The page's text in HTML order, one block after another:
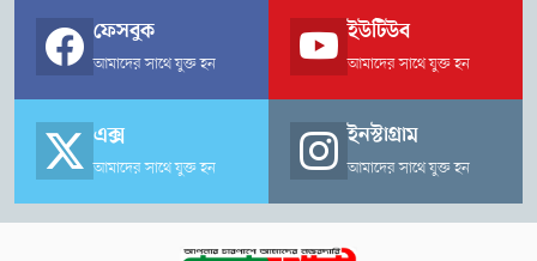
ফেসবুক
আমাদের সাথে যুক্ত হন
ইউটিউব
আমাদের সাথে যুক্ত হন
এক্স
আমাদের সাথে যুক্ত হন
ইনস্টাগ্রাম
আমাদের সাথে যুক্ত হন